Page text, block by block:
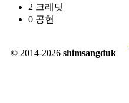
2 크레딧
0 공헌
© 2014-2026 shimsangduk